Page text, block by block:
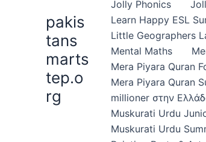
pakis
tans
marts
tep.o
rg
Jolly Phonics
Learn Happy ESL
Little Geographers
Mental Maths
Mera Piyara Quran
Mera Piyara Quran
millioner στην
Muskurati Urdu
Muskurati Urdu